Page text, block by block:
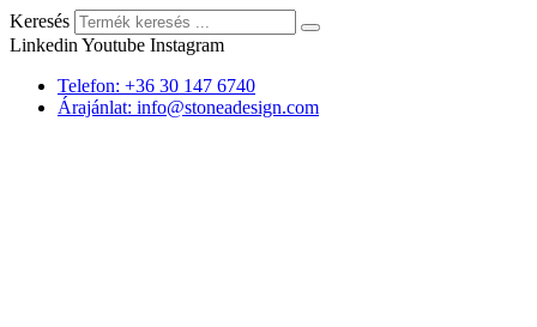
Keresés
Linkedin Youtube Instagram
Telefon: +36 30 147 6740
Árajánlat: info@stoneadesign.com